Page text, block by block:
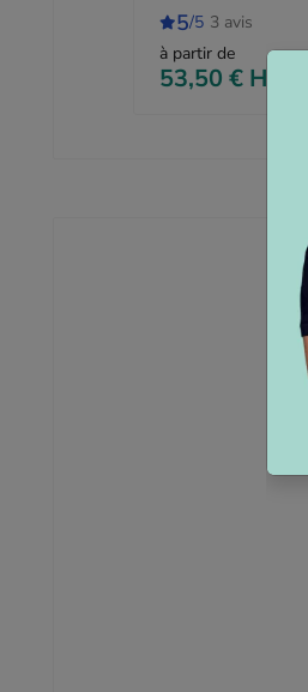
3000 m bleu
5/5 3 avis
à partir de
53,50 € HT